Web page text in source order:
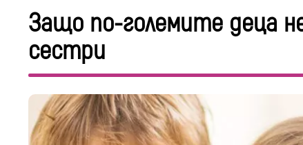
Защо по-големите деца
сестри